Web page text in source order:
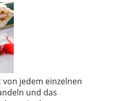
jedem einzelnen
und das